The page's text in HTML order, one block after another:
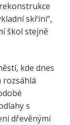
skříni“,
škol stejně
kde dnes
rozsáhlá
s
dřevěnými